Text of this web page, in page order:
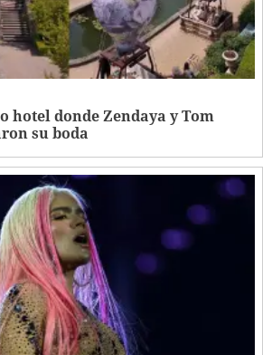
hotel donde Zendaya y Tom
su boda